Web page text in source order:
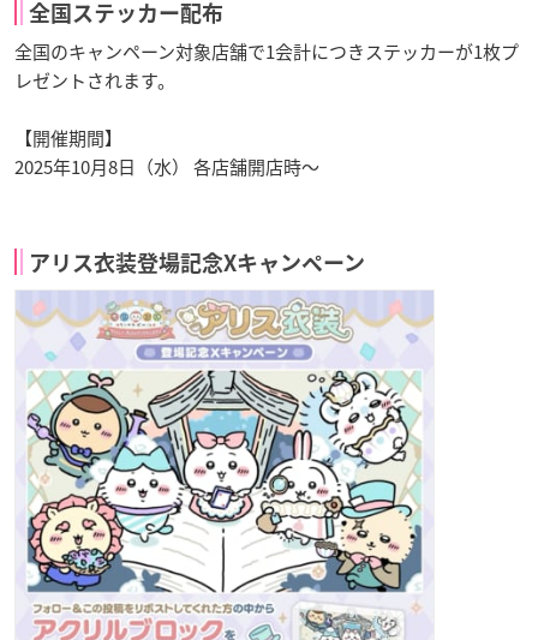
全国ステッカー配布
全国のキャンペーン対象店舗で1会計につきステッカーが1枚プ
レゼントされます。
【開催期間】
2025年10月8日（水） 各店舗開店時～
アリス衣装登場記念Xキャンペーン